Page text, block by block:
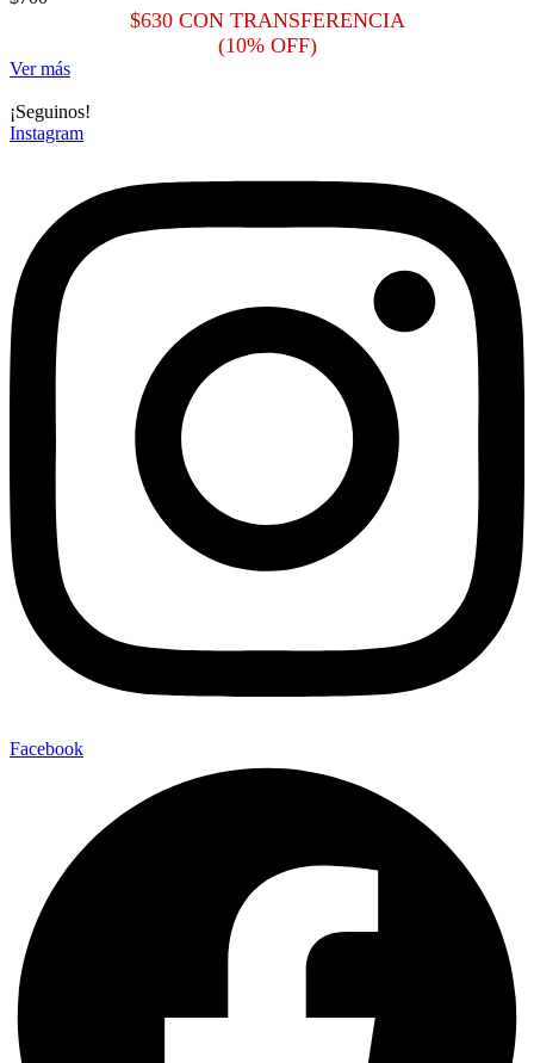
$630CON TRANSFERENCIA
(10% OFF)
Ver más
¡Seguinos!
Instagram
Facebook